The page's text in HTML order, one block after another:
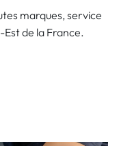
marques, service
de la France.